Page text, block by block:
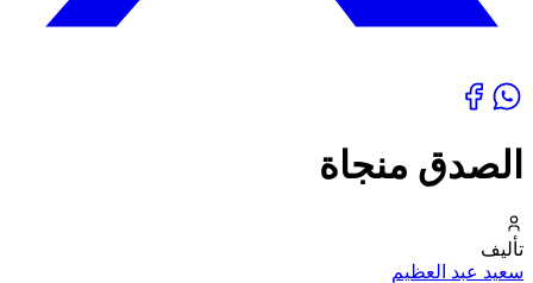
الصدق منجاة
تأليف
سعيد عبد العظيم